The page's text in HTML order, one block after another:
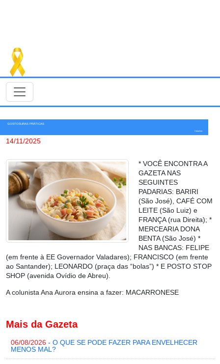
GOSTOSURAS PRÁTICAS
Colunista
14/11/2025
* VOCÊ ENCONTRA A
GAZETA NAS
SEGUINTES
PADARIAS: BARIRI
(São José), CAFÉ COM
LEITE (São Luiz) e
FRANÇA (rua Direita); *
MERCEARIA DONA
BENTA (São José) *
NAS BANCAS: FELIPE
(em frente à EE Governador Valadares); FRANCISCO (em frente
ao Santander); LEONARDO (praça das “bolas”) * E POSTO STOP
SHOP (avenida Ovídio de Abreu).
A colunista Ana Aurora ensina a fazer: MACARRONESE
Mais da Gazeta
06/08/2026 - O QUE SE PODE FAZER PARA ENVELHECER
MENOS MAL?